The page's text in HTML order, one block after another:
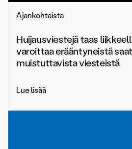
Ajankohtaista
Huijausviestejä taas
varoittaa erääntyneistä
muistuttavista viesteistä
Lue lisää